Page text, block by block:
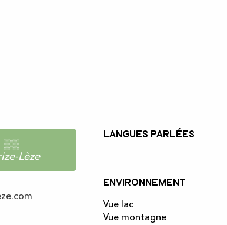
▒▒
Lèze
Langues parlées
Langues parlées
Environnement
Environnement
Vue lac
Vue montagne